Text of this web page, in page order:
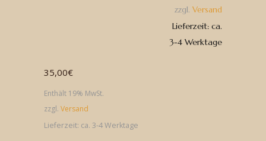
zzgl. Versand
Lieferzeit: ca.
3-4 Werktage
35,00€
Enthält 19% MwSt.
zzgl. Versand
Lieferzeit: ca. 3-4 Werktage